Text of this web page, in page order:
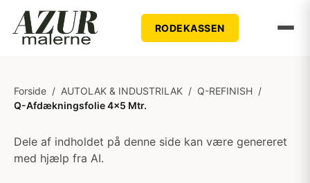
RODEKASSEN
Forside / AUTOLAK & INDUSTRILAK / Q-REFINISH /
Q-Afdækningsfolie 4x5 Mtr.
Dele af indholdet på denne side kan være genereret
med hjælp fra AI.